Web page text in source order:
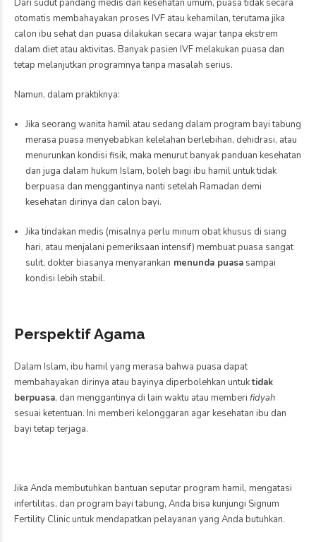
Dari sudut pandang medis dan kesehatan umum, puasa tidak secara
otomatis membahayakan proses IVF atau kehamilan, terutama jika
calon ibu sehat dan puasa dilakukan secara wajar tanpa ekstrem
dalam diet atau aktivitas. Banyak pasien IVF melakukan puasa dan
tetap melanjutkan programnya tanpa masalah serius.
Namun, dalam praktiknya:
Jika seorang wanita hamil atau sedang dalam program bayi tabung
merasa puasa menyebabkan kelelahan berlebihan, dehidrasi, atau
menurunkan kondisi fisik, maka menurut banyak panduan kesehatan
dan juga dalam hukum Islam, boleh bagi ibu hamil untuktidak
berpuasa dan menggantinya nanti setelah Ramadan demi
kesehatan dirinya dan calon bayi.
Jika tindakan medis (misalnya perlu minum obat khusus di siang
hari, atau menjalani pemeriksaan intensif) membuat puasa sangat
sulit, dokter biasanya menyarankan menunda puasasampai
kondisi lebih stabil.
Perspektif Agama
Dalam Islam, ibu hamil yang merasa bahwa puasa dapat
membahayakan dirinya atau bayinya diperbolehkan untuktidak
berpuasa, dan menggantinya di lain waktu atau memberi fidyah
sesuai ketentuan. Ini memberi kelonggaran agar kesehatan ibu dan
bayi tetap terjaga.
Jika Anda membutuhkan bantuan seputar program hamil, mengatasi
infertilitas, dan program bayi tabung, Anda bisa kunjungi Signum
Fertility Clinic untuk mendapatkan pelayanan yang Anda butuhkan.